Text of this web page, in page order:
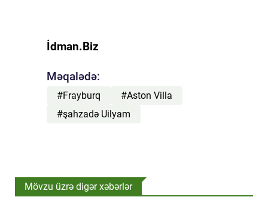
İdman.Biz
Məqalədə:
#Frayburq
#Aston Villa
#şahzadə Uilyam
Mövzu üzrə digər xəbərlər